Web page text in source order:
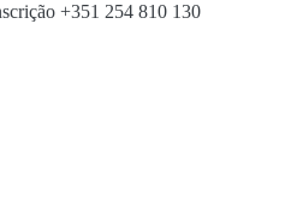
+351 254 810 130